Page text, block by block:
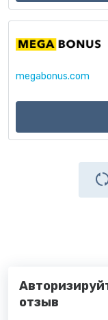
megabonus.com
отзыв